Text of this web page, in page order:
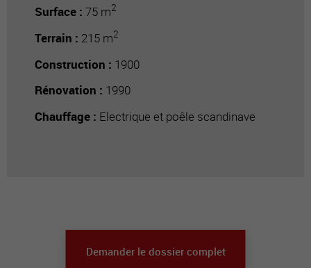
Surface : 75 m2
Terrain : 215 m2
Construction : 1900
Rénovation : 1990
Chauffage : Electrique et poêle scandinave
Demander le dossier complet